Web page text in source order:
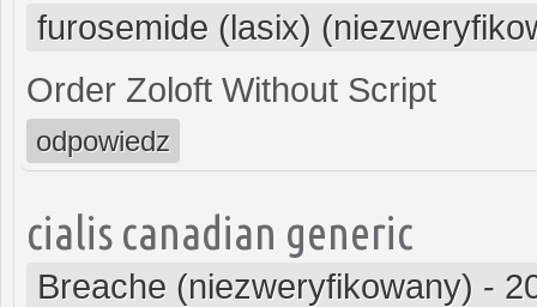
furosemide (lasix)
Order Zoloft Without Script
odpowiedz
cialis canadian generic
Breache (niezweryfikowany) -